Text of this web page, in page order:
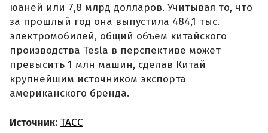
юаней или 7,8 млрд долларов. Учитывая то, что
за прошлый год она выпустила 484,1 тыс.
электромобилей, общий объем китайского
производства Tesla в перспективе может
превысить 1 млн машин, сделав Китай
крупнейшим источником экспорта
американского бренда.
Источник: ТАСС